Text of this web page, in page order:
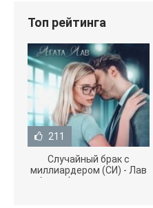
Топ рейтинга
211
Случайный брак с
миллиардером (СИ) - Лав
Агата (полная версия